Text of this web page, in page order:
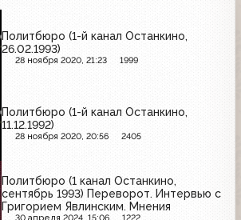
Политбюро (1-й канал Останкино,
26.02.1993)
28 ноября 2020, 21:23 1999
Политбюро (1-й канал Останкино,
11.12.1992)
28 ноября 2020, 20:56 2405
Политбюро (1 канал Останкино,
сентябрь 1993) Переворот. Интервью с
Григорием Явлинским. Мнения